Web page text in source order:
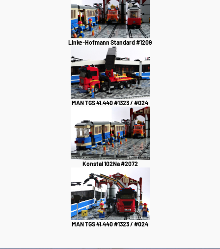
Linke-Hofmann Standard #1209
MAN TGS 41.440 #1323 / #024
Konstal 102Na #2072
MAN TGS 41.440 #1323 / #024